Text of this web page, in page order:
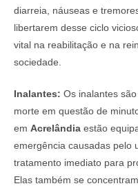
diarreia, náuseas e
libertarem desse ciclo
vital na reabilitação e na
sociedade.
Inalantes: Os inalantes
morte em questão de
em Acrelândia estão
emergência causadas pelo
tratamento imediato para
Elas também se